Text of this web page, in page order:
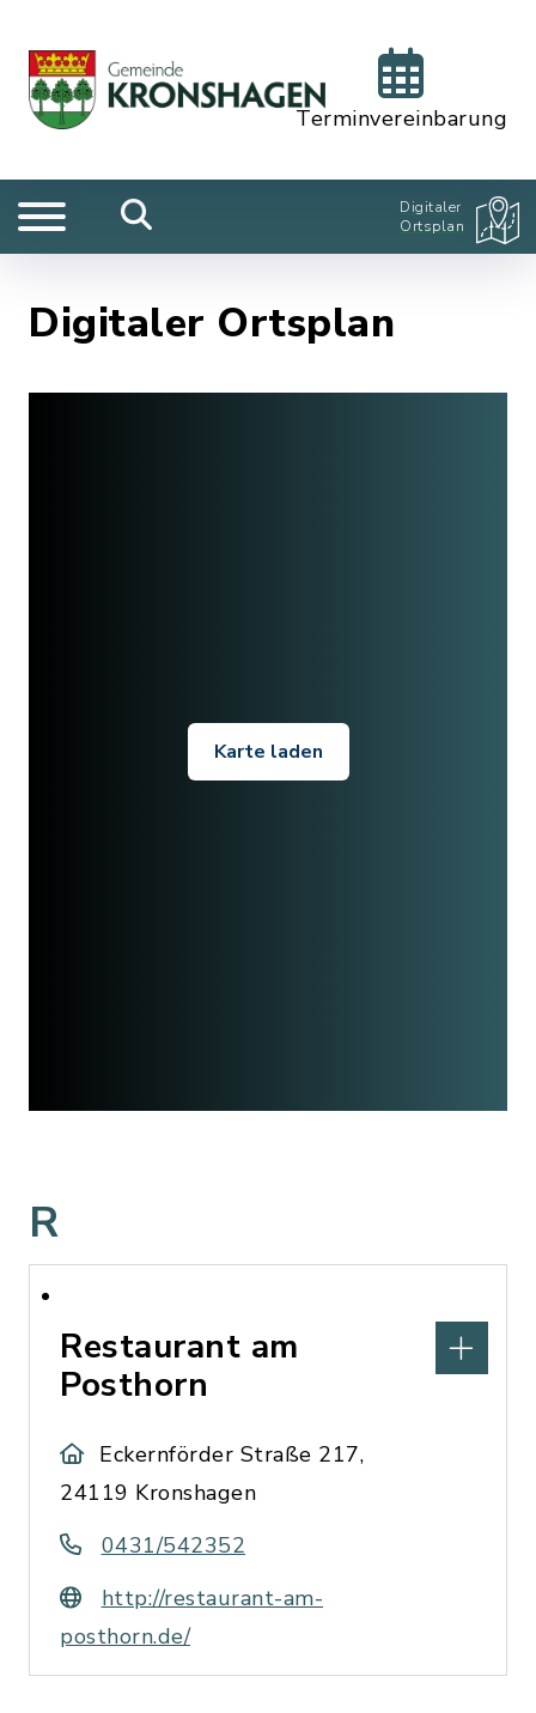
Terminvereinbarung
Digitaler
Ortsplan
Digitaler Ortsplan
Karte laden
R
Restaurant am
Posthorn
Eckernförder Straße 217,
24119 Kronshagen
0431/542352
http://restaurant-am-
posthorn.de/